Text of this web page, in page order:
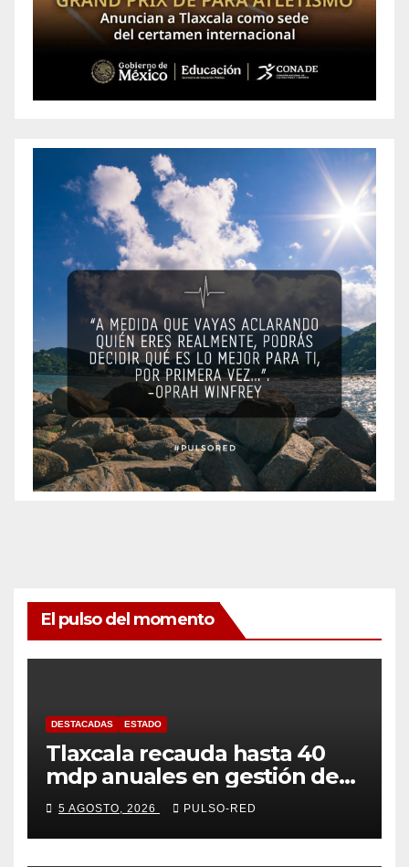
El pulso del momento
DESTACADAS ESTADO
Tlaxcala recauda hasta 40
mdp anuales en gestión de
residuos: PAA
5 AGOSTO, 2026 PULSO-RED